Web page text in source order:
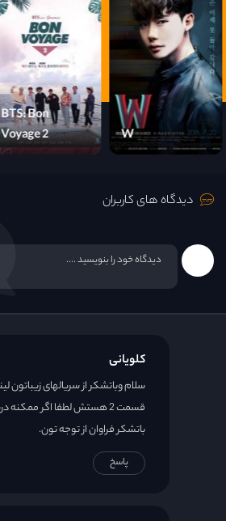
قسمت 15
W
BTS: Bon
Voyage 2
دیدگاه های کاربران
کلویانی
قسمت 2 هستش لطفا اگر ممکنه درستش کنید.
باتشکر فراوان از توجه تون.
پاسخ